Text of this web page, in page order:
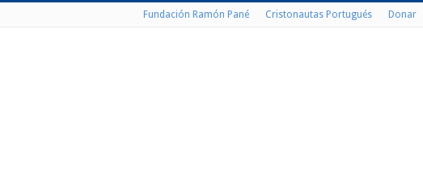
Fundación Ramón Pané Cristonautas Portugués Donar